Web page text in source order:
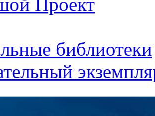
библиотеки